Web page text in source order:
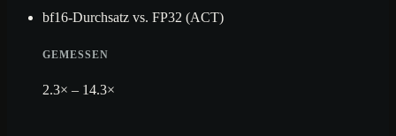
bf16-Durchsatz vs. FP32 (ACT)
GEMESSEN
2.3× – 14.3×